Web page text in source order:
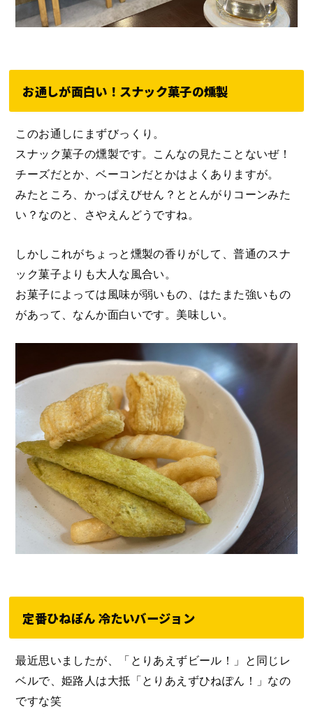
お通しが面白い！スナック菓子の燻製
このお通しにまずびっくり。
スナック菓子の燻製です。こんなの見たことないぜ！
チーズだとか、ベーコンだとかはよくありますが。
みたところ、かっぱえびせん？ととんがりコーンみた
い？なのと、さやえんどうですね。
しかしこれがちょっと燻製の香りがして、普通のスナ
ック菓子よりも大人な風合い。
お菓子によっては風味が弱いもの、はたまた強いもの
があって、なんか面白いです。美味しい。
定番ひねぽん 冷たいバージョン
最近思いましたが、「とりあえずビール！」と同じレ
ベルで、姫路人は大抵「とりあえずひねぽん！」なの
ですな笑